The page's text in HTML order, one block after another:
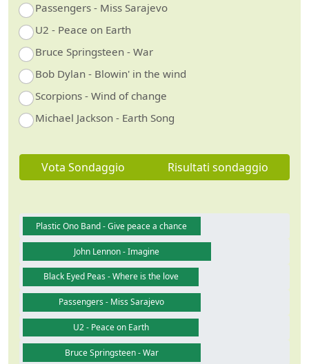
Passengers - Miss Sarajevo
U2 - Peace on Earth
Bruce Springsteen - War
Bob Dylan - Blowin' in the wind
Scorpions - Wind of change
Michael Jackson - Earth Song
Vota Sondaggio Risultati sondaggio
Plastic Ono Band - Give peace a chance
John Lennon - Imagine
Black Eyed Peas - Where is the love
Passengers - Miss Sarajevo
U2 - Peace on Earth
Bruce Springsteen - War